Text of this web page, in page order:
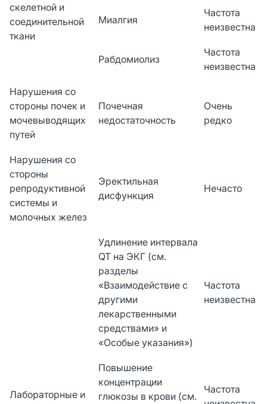
скелетной и
соединительной
ткани
Миалгия
Частота
неизвестна
Рабдомиолиз
Частота
неизвестна
Нарушения со
стороны почек и
мочевыводящих
путей
Почечная
недостаточность
Очень
редко
Нарушения со
стороны
репродуктивной
системы и
молочных желез
Эректильная
дисфункция
Нечасто
Лабораторные и
Удлинение интервала
QT на ЭКГ (см.
разделы
«Взаимодействие с
другими
лекарственными
средствами» и
«Особые указания»)
Частота
неизвестна
Повышение
концентрации
глюкозы в крови (см.
Частота